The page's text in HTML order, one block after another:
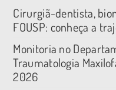
Cirurgiã-dentista,
FOUSP: conheça a
Monitoria no
Traumatologia
2026